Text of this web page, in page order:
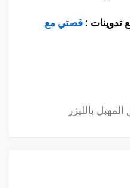
تدوينات : قصتي مع
بالليزر